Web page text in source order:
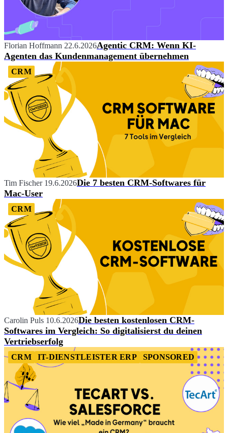
Florian Hoffmann 22.6.2026Agentic CRM: Wenn KI-
Agenten das Kundenmanagement übernehmen
CRM
Tim Fischer 19.6.2026Die 7 besten CRM-Softwares für
Mac-User
CRM
Carolin Puls 10.6.2026Die besten kostenlosen CRM-
Softwares im Vergleich: So digitalisierst du deinen
Vertriebserfolg
CRM IT-DIENSTLEISTER ERP SPONSORED